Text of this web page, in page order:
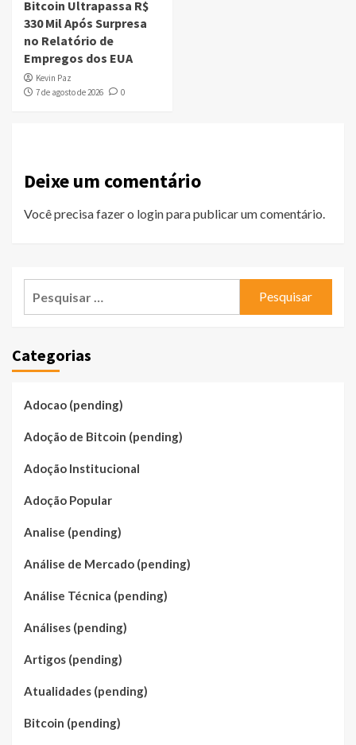
Bitcoin Ultrapassa R$
330 Mil Após Surpresa
no Relatório de
Empregos dos EUA
Kevin Paz
7 de agosto de 2026
0
Deixe um comentário
Você precisa fazer o loginpara publicar um comentário.
Categorias
Adocao (pending)
Adoção de Bitcoin (pending)
Adoção Institucional
Adoção Popular
Analise (pending)
Análise de Mercado (pending)
Análise Técnica (pending)
Análises (pending)
Artigos (pending)
Atualidades (pending)
Bitcoin (pending)